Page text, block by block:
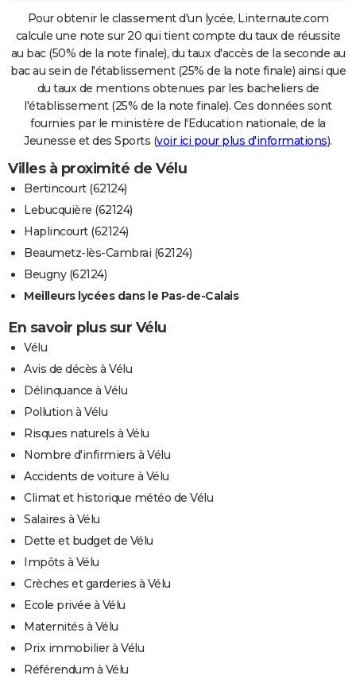
Pour obtenir le classement d'un lycée, Linternaute.com
calcule une note sur 20 qui tient compte du taux de réussite
au bac (50% de la note finale), du taux d'accès de la seconde au
bac au sein de l'établissement (25% de la note finale) ainsi que
du taux de mentions obtenues par les bacheliers de
l'établissement (25% de la note finale). Ces données sont
fournies par le ministère de l'Education nationale, de la
Jeunesse et des Sports (voir ici pour plus d'informations).
Villes à proximité de Vélu
Bertincourt (62124)
Lebucquière (62124)
Haplincourt (62124)
Beaumetz-lès-Cambrai (62124)
Beugny (62124)
Meilleurs lycées dans le Pas-de-Calais
En savoir plus sur Vélu
Vélu
Avis de décès à Vélu
Délinquance à Vélu
Pollution à Vélu
Risques naturels à Vélu
Nombre d'infirmiers à Vélu
Accidents de voiture à Vélu
Climat et historique météo de Vélu
Salaires à Vélu
Dette et budget de Vélu
Impôts à Vélu
Crèches et garderies à Vélu
Ecole privée à Vélu
Maternités à Vélu
Prix immobilier à Vélu
Référendum à Vélu